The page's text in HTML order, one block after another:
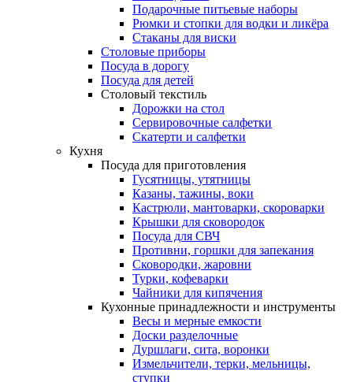
Подарочные питьевые наборы
Рюмки и стопки для водки и ликёра
Стаканы для виски
Столовые приборы
Посуда в дорогу
Посуда для детей
Столовый текстиль
Дорожки на стол
Сервировочные салфетки
Скатерти и салфетки
Кухня
Посуда для приготовления
Гусятницы, утятницы
Казаны, тажины, воки
Кастрюли, мантоварки, скороварки
Крышки для сковородок
Посуда для СВЧ
Противни, горшки для запекания
Сковородки, жаровни
Турки, кофеварки
Чайники для кипячения
Кухонные принадлежности и инструменты
Весы и мерные емкости
Доски разделочные
Дуршлаги, сита, воронки
Измельчители, терки, мельницы,
ступки